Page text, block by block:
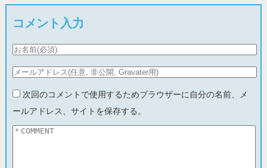
コメント入力
次回のコメントで使用するためブラウザーに自分の名前、メ
ールアドレス、サイトを保存する。